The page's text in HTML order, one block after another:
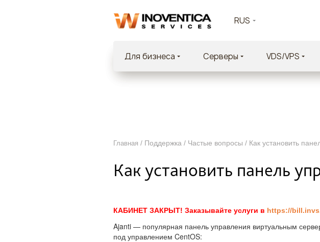
RUS
Для бизнеса Cерверы VDS/VPS
Главная / Поддержка / Частые вопросы / Как установить
Как установить панель
КАБИНЕТ ЗАКРЫТ! Заказывайте услуги в https://
Ajanti — популярная панель управления виртуальным
под управлением CentOS: